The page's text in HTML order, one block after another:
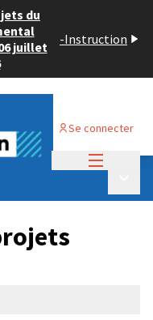
du
juillet
-Instruction
Se connecter